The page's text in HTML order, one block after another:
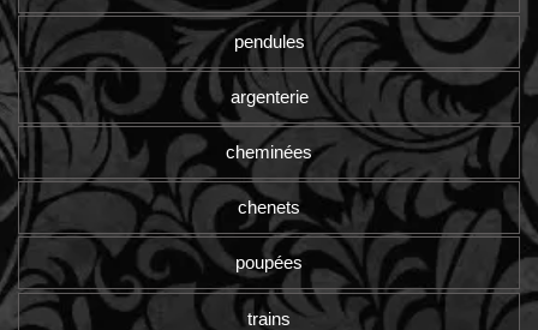
pendules
argenterie
cheminées
chenets
poupées
trains